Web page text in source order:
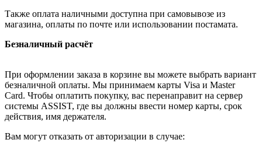
Также оплата наличными доступна при самовывозе из
магазина, оплаты по почте или использовании постамата.
Безналичный расчёт
При оформлении заказа в корзине вы можете выбрать вариант
безналичной оплаты. Мы принимаем карты Visa и Master
Card. Чтобы оплатить покупку, вас перенаправит на сервер
системы ASSIST, где вы должны ввести номер карты, срок
действия, имя держателя.
Вам могут отказать от авторизации в случае: